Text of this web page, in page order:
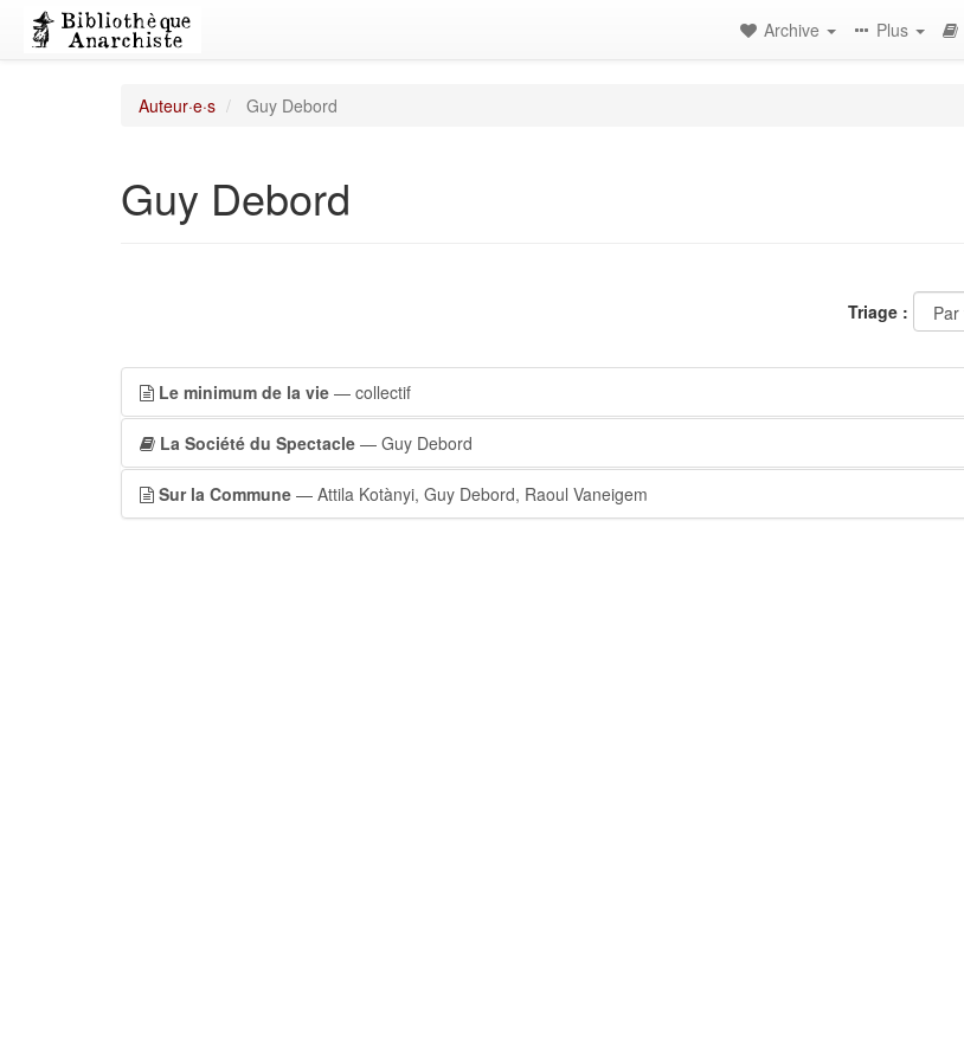
Archive Plus
Auteur·e·s Guy Debord
Guy Debord
Triage :
Le minimum de la vie — collectif
La Société du Spectacle — Guy Debord
Sur la Commune — Attila Kotànyi, Guy Debord, Raoul Vaneigem